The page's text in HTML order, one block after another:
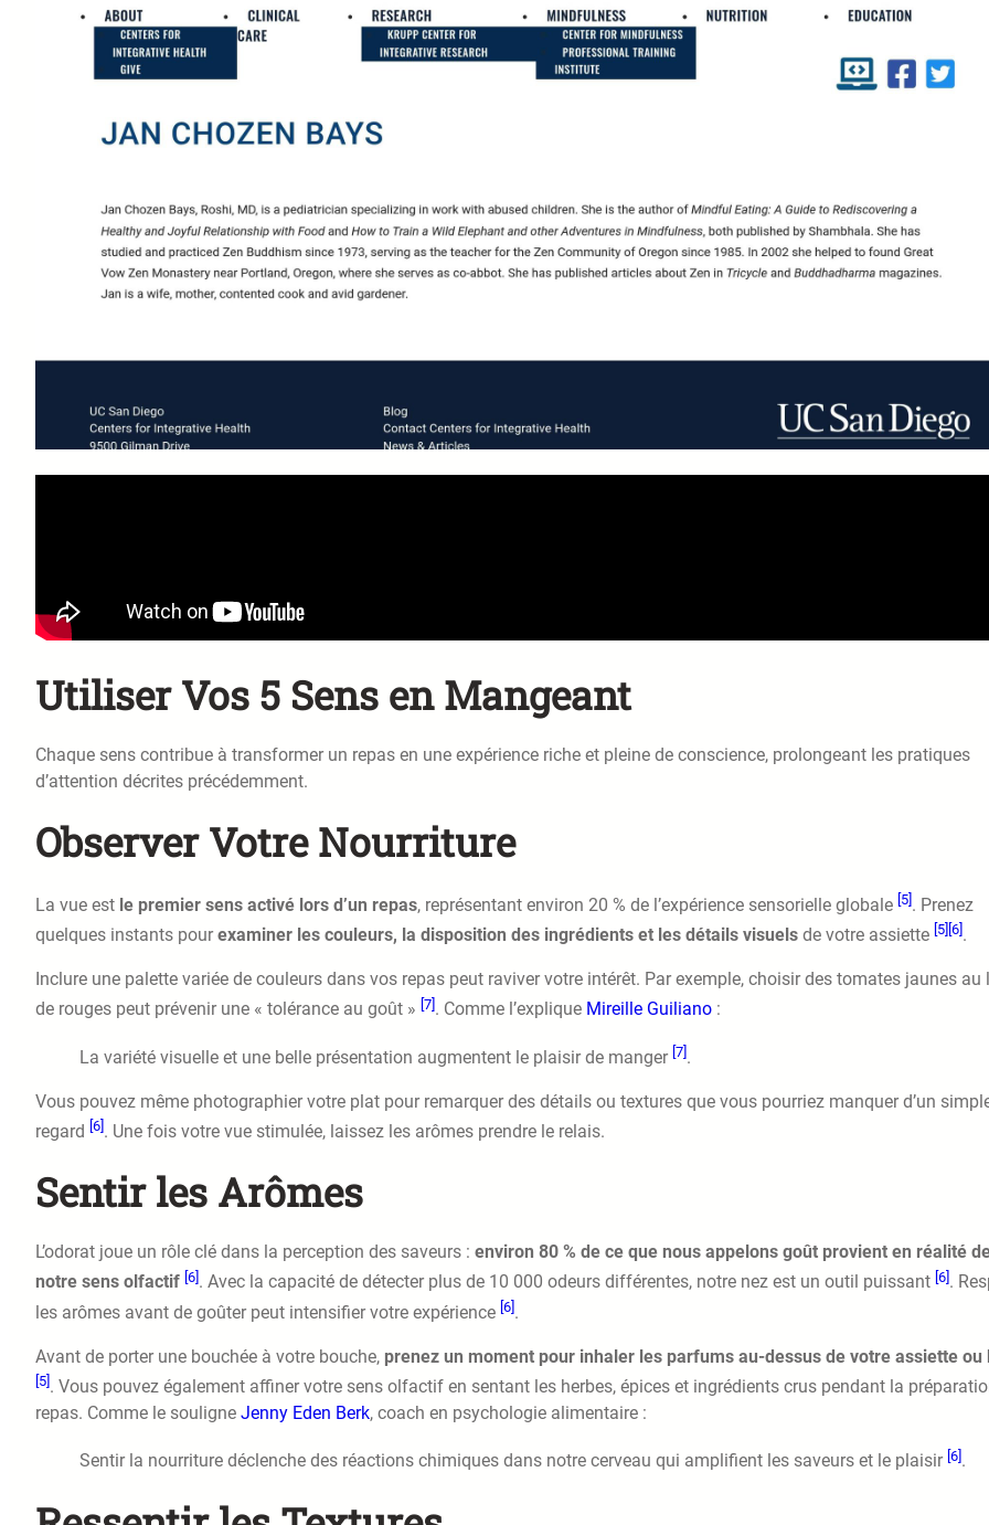
Utiliser Vos 5 Sens en Mangeant
Chaque sens contribue à transformer un repas en une expérience riche et pleine de conscience, prolongeant les pratiques
d’attention décrites précédemment.
Observer Votre Nourriture
La vue est le premier sens activé lors d’un repas, représentant environ 20 % de l’expérience sensorielle globale [5] . Prenez
quelques instants pourexaminer les couleurs, la disposition des ingrédients et les détails visuels de votre assiette [5] [6] .
Inclure une palette variée de couleurs dans vos repas peut raviver votre intérêt. Par exemple, choisir des tomates jaunes au
de rouges peut prévenir une « tolérance au goût » [7]. Comme l’explique Mireille Guiliano :
La variété visuelle et une belle présentation augmentent le plaisir de manger [7] .
Vous pouvez même photographier votre plat pour remarquer des détails ou textures que vous pourriez manquer d’un
regard [6] . Une fois votre vue stimulée, laissez les arômes prendre le relais.
Sentir les Arômes
L’odorat joue un rôle clé dans la perception des saveurs : environ 80 % de ce que nous appelons goût provient en réalité
notre sens olfactif [6]. Avec la capacité de détecter plus de 10 000 odeurs différentes, notre nez est un outil puissant [6].
les arômes avant de goûter peut intensifier votre expérience [6] .
Avant de porter une bouchée à votre bouche, prenez un moment pour inhaler les parfums au-dessus de votre assiette ou
[5] . Vous pouvez également affiner votre sens olfactif en sentant les herbes, épices et ingrédients crus pendant la
repas. Comme le souligne Jenny Eden Berk, coach en psychologie alimentaire :
Sentir la nourriture déclenche des réactions chimiques dans notre cerveau qui amplifient les saveurs et le plaisir [6].